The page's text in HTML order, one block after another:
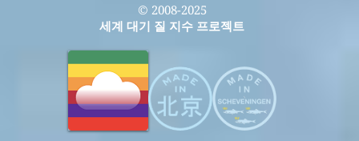
© 2008-2025
세계 대기 질 지수 프로젝트